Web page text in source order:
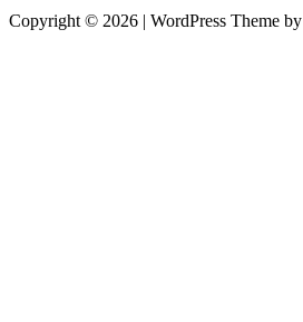
Copyright © 2026 | WordPress Theme by